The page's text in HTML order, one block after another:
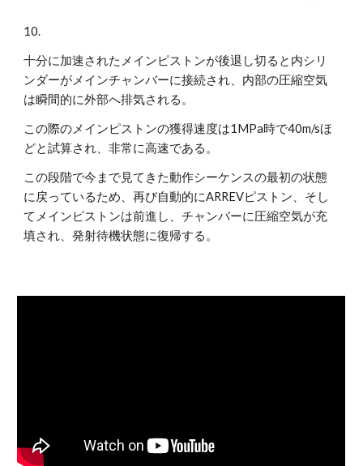
10.
十分に加速されたメインピストンが後退し切ると内シリ
ンダーがメインチャンバーに接続され、内部の圧縮空気
は瞬間的に外部へ排気される。
この際のメインピストンの獲得速度は1MPa時で40m/sほ
どと試算され、非常に高速である。
この段階で今まで見てきた動作シーケンスの最初の状態
に戻っているため、再び自動的にARREVピストン、そし
てメインピストンは前進し、チャンバーに圧縮空気が充
填され、発射待機状態に復帰する。